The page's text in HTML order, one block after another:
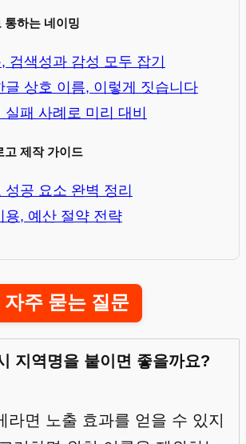
통하는 네이밍
검색성과 감성 모두 잡기
글 상호 이름, 이렇게 짓습니다
패 사례로 미리 대비
고 제작 가이드
공 요소 완벽 정리
용, 예산 절약 전략
자주 묻는 질문
지역명을 붙이면 좋을까요?
라면 노출 효과를 얻을 수 있지